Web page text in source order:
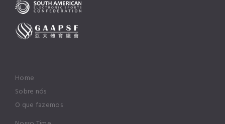
Home
Sobre nós
O que fazemos